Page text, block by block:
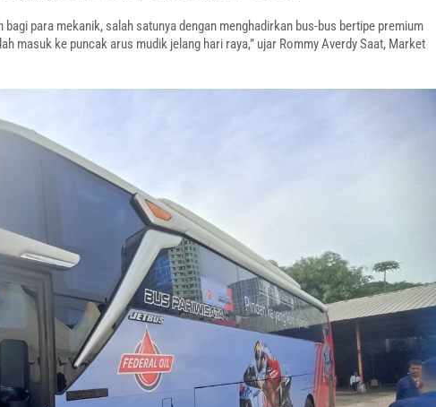
para mekanik, salah satunya dengan menghadirkan bus-bus bertipe premium
masuk ke puncak arus mudik jelang hari raya,” ujar Rommy Averdy Saat, Market